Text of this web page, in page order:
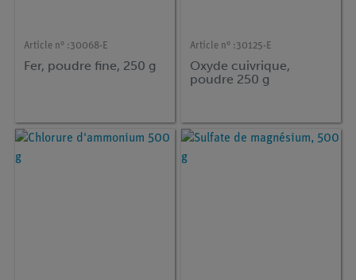
Article n° :30068-E
Fer, poudre fine, 250 g
Article n° :30125-E
Oxyde cuivrique,
poudre 250 g